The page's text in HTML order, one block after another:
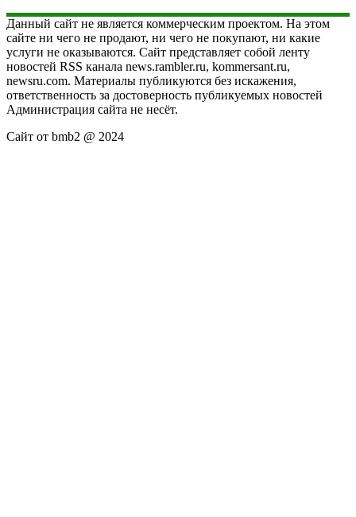
Данный сайт не является коммерческим проектом. На этом
сайте ни чего не продают, ни чего не покупают, ни какие
услуги не оказываются. Сайт представляет собой ленту
новостей RSS канала news.rambler.ru, kommersant.ru,
newsru.com. Материалы публикуются без искажения,
ответственность за достоверность публикуемых новостей
Администрация сайта не несёт.
Сайт от bmb2 @ 2024